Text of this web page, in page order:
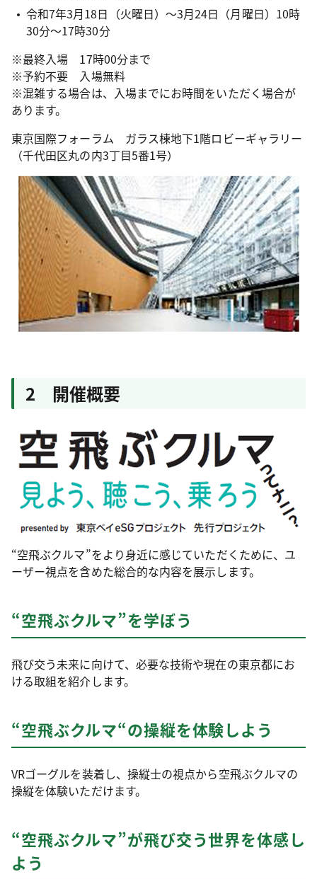
令和7年3月18日（火曜日）～3月24日（月曜日）10時
30分～17時30分
※最終入場 17時00分まで
※予約不要 入場無料
※混雑する場合は、入場までにお時間をいただく場合が
あります。
東京国際フォーラム ガラス棟地下1階ロビーギャラリー
（千代田区丸の内3丁目5番1号）
2 開催概要
“空飛ぶクルマ”をより身近に感じていただくために、ユ
ーザー視点を含めた総合的な内容を展示します。
“空飛ぶクルマ”を学ぼう
飛び交う未来に向けて、必要な技術や現在の東京都にお
ける取組を紹介します。
“空飛ぶクルマ“の操縦を体験しよう
VRゴーグルを装着し、操縦士の視点から空飛ぶクルマの
操縦を体験いただけます。
“空飛ぶクルマ”が飛び交う世界を体感し
よう